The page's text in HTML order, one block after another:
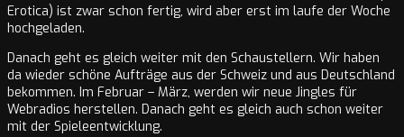
Erotica) ist zwar schon fertig, wird aber erst im laufe der Woche
hochgeladen.
Danach geht es gleich weiter mit den Schaustellern. Wir haben
da wieder schöne Aufträge aus der Schweiz und aus Deutschland
bekommen. Im Februar – März, werden wir neue Jingles für
Webradios herstellen. Danach geht es gleich auch schon weiter
mit der Spieleentwicklung.